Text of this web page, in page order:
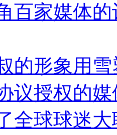
百家媒体
的形象用
议授权的
全球球迷大